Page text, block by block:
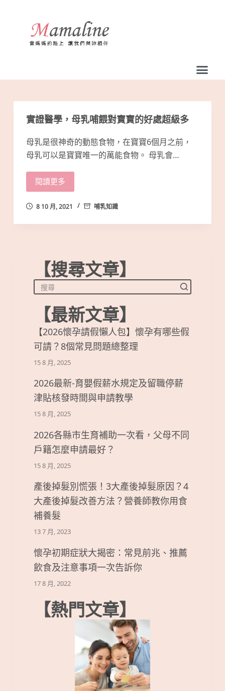
容
實證醫學，母乳哺餵對寶寶的好處超級多
母乳是很神奇的動態食物，在寶寶6個月之前，
母乳可以是寶寶唯一的萬能食物。 母乳會…
閱讀更多
8 10 月, 2021 哺乳知識
【搜尋文章】
【最新文章】
【2026懷孕請假懶人包】懷孕有哪些假
可請？8個常見問題總整理
15 8 月, 2025
2026最新-育嬰假薪水規定及留職停薪
津貼核發時間與申請教學
15 8 月, 2025
2026各縣市生育補助一次看，父母不同
戶籍怎麼申請最好？
15 8 月, 2025
產後掉髮別慌張！3大產後掉髮原因？4
大產後掉髮改善方法？營養師教你用食
補養髮
13 7 月, 2023
懷孕初期症狀大揭密：常見前兆、推薦
飲食及注意事項一次告訴你
17 8 月, 2022
【熱門文章】